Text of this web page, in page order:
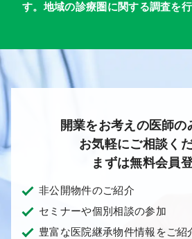
す。地域の診療圏に関する調査を行
開業をお考えの医師の
お気軽にご相談くだ
まずは無料会員登
非公開物件のご紹介
セミナーや個別相談の参加
豊富な医院継承物件情報をご紹